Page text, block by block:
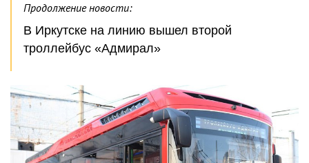
Продолжение новости:
В Иркутске на линию вышел второй
троллейбус «Адмирал»